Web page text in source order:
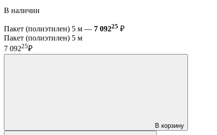
В наличии
Пакет (полиэтилен) 5 м — 7 09225 ₽
Пакет (полиэтилен) 5 м
7 09225₽
В корзину